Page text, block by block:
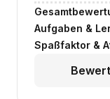
Aufgaben &
Spaßfaktor &